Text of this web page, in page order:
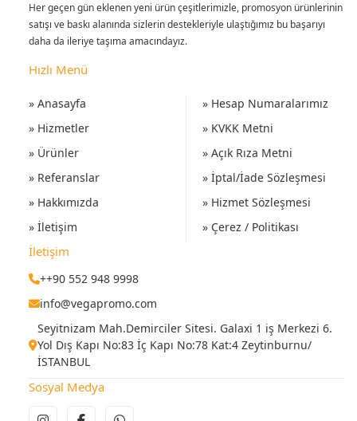
Her geçen gün eklenen yeni ürün çeşitlerimizle, promosyon ürünlerinin
satışı ve baskı alanında sizlerin destekleriyle ulaştığımız bu başarıyı
daha da ileriye taşıma amacındayız.
Hızlı Menü
» Anasayfa
» Hizmetler
» Ürünler
» Referanslar
» Hakkımızda
» İletişim
» Hesap Numaralarımız
» KVKK Metni
» Açık Rıza Metni
» İptal/İade Sözleşmesi
» Hizmet Sözleşmesi
» Çerez / Politikası
İletişim
++90 552 948 9998
info@vegapromo.com
Seyitnizam Mah.Demirciler Sitesi. Galaxi 1 iş Merkezi 6.
Yol Dış Kapı No:83 İç Kapı No:78 Kat:4 Zeytinburnu/
İSTANBUL
Sosyal Medya